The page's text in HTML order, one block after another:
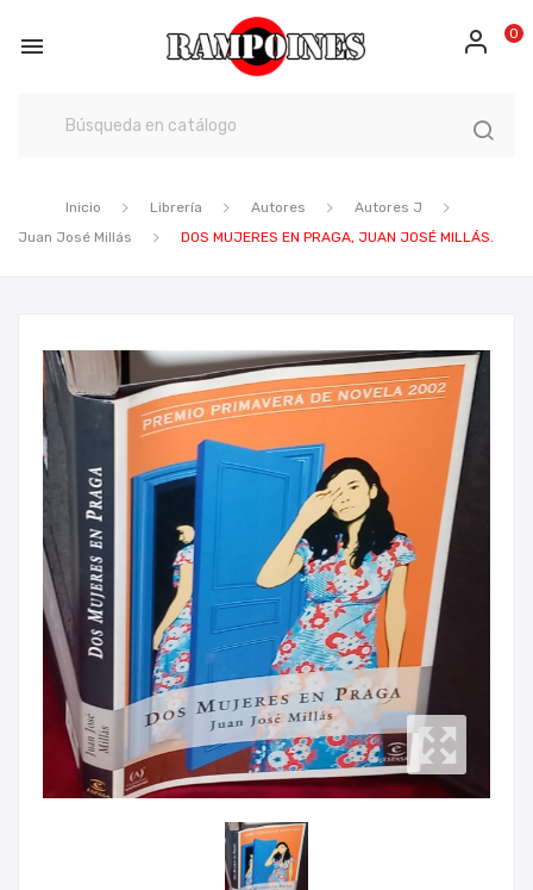
 0
Inicio Librería Autores
Autores J
Juan José Millás
DOS MUJERES EN PRAGA, JUAN JOSÉ MILLÁS.